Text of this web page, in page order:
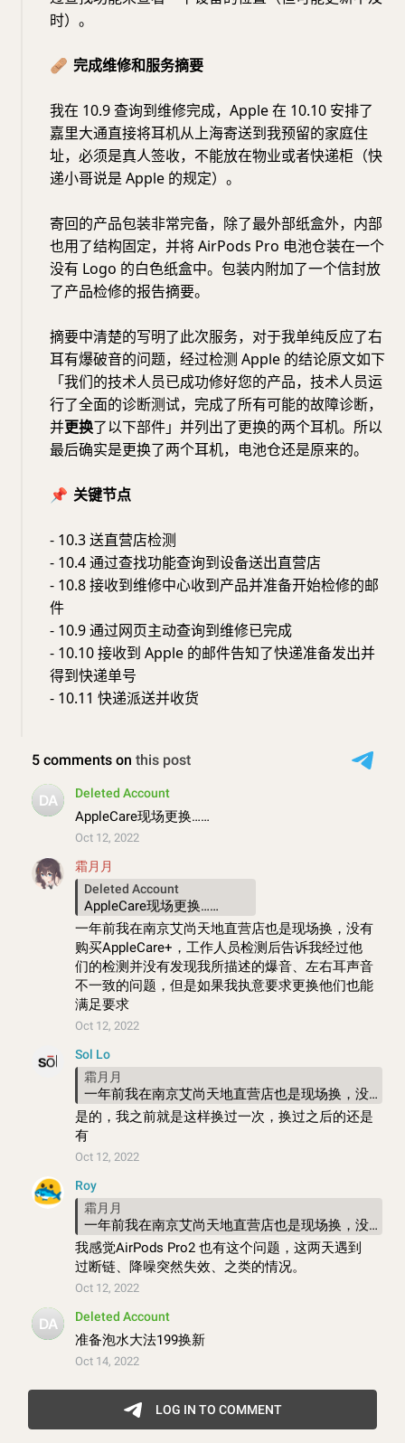
时）。
🩹 完成维修和服务摘要
我在 10.9 查询到维修完成，Apple 在 10.10 安排了
嘉里大通直接将耳机从上海寄送到我预留的家庭住
址，必须是真人签收，不能放在物业或者快递柜（快
递小哥说是 Apple 的规定）。
寄回的产品包装非常完备，除了最外部纸盒外，内部
也用了结构固定，并将 AirPods Pro 电池仓装在一个
没有 Logo 的白色纸盒中。包装内附加了一个信封放
了产品检修的报告摘要。
摘要中清楚的写明了此次服务，对于我单纯反应了右
耳有爆破音的问题，经过检测 Apple 的结论原文如下
「我们的技术人员已成功修好您的产品，技术人员运
行了全面的诊断测试，完成了所有可能的故障诊断，
并更换了以下部件」并列出了更换的两个耳机。所以
最后确实是更换了两个耳机，电池仓还是原来的。
📌 关键节点
- 10.3 送直营店检测
- 10.4 通过查找功能查询到设备送出直营店
- 10.8 接收到维修中心收到产品并准备开始检修的邮
件
- 10.9 通过网页主动查询到维修已完成
- 10.10 接收到 Apple 的邮件告知了快递准备发出并
得到快递单号
- 10.11 快递派送并收货